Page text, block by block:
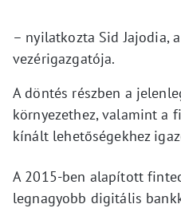
– nyilatkozta Sid Jajodia,
vezérigazgatója.
A döntés részben a
környezethez, valamint a
kínált lehetőségekhez
A 2015-ben alapított
legnagyobb digitális